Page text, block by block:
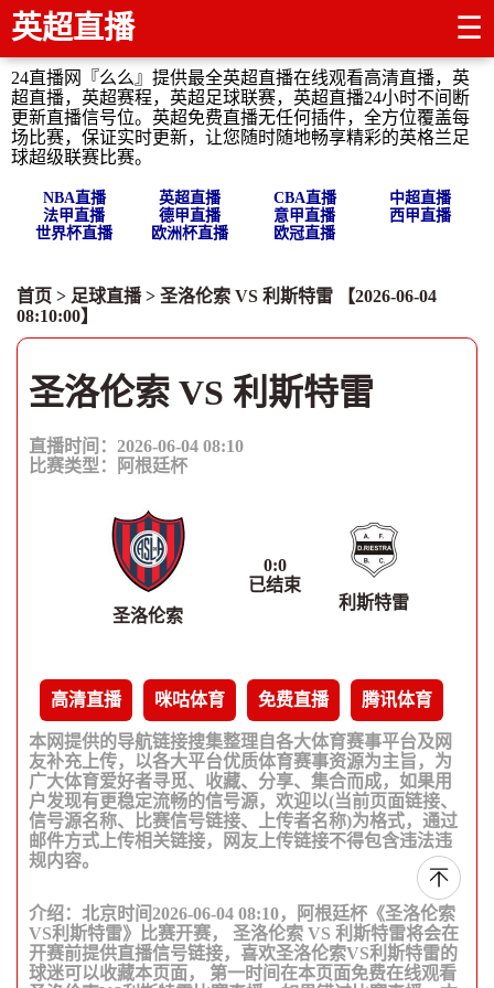
英超直播 ☰
24直播网『么么』提供最全英超直播在线观看高清直播，英
超直播，英超赛程，英超足球联赛，英超直播24小时不间断
更新直播信号位。英超免费直播无任何插件，全方位覆盖每
场比赛，保证实时更新，让您随时随地畅享精彩的英格兰足
球超级联赛比赛。
NBA直播 英超直播 CBA直播
中超直播
法甲直播
德甲直播 意甲直播
西甲直播
世界杯直播
欧洲杯直播 欧冠直播
首页 > 足球直播> 圣洛伦索 VS 利斯特雷 【2026-06-04
08:10:00】
圣洛伦索 VS 利斯特雷
直播时间：2026-06-04 08:10
比赛类型：
阿根廷杯
圣洛伦索
0:0
已结束
利斯特雷
高清直播 咪咕体育 免费直播 腾讯体育
本网提供的导航链接搜集整理自各大体育赛事平台及网
友补充上传，以各大平台优质体育赛事资源为主旨，为
广大体育爱好者寻觅、收藏、分享、集合而成，如果用
户发现有更稳定流畅的信号源，欢迎以(当前页面链接、
信号源名称、比赛信号链接、上传者名称)为格式，通过
邮件方式上传相关链接，网友上传链接不得包含违法违
规内容。
介绍：北京时间2026-06-04 08:10，阿根廷杯《圣洛伦索
VS利斯特雷》比赛开赛， 圣洛伦索 VS 利斯特雷将会在
开赛前提供直播信号链接，喜欢圣洛伦索VS利斯特雷的
球迷可以收藏本页面， 第一时间在本页面免费在线观看